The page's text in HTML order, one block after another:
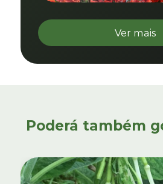
Ver mais
Poderá também